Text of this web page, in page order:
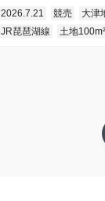
2026.7.21 競売 大津
JR琵琶湖線
土地